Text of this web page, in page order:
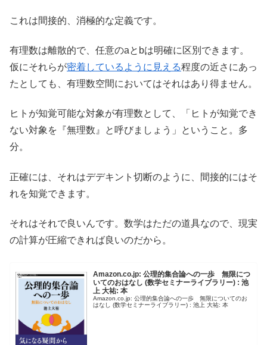
これは間接的、消極的な定義です。
有理数は離散的で、任意のaとbは明確に区別できます。
仮にそれらが密着しているように見える程度の近さにあっ
たとしても、有理数空間においてはそれはあり得ません。
ヒトが知覚可能な対象が有理数として、「ヒトが知覚でき
ない対象を『無理数』と呼びましょう」ということ。多
分。
正確には、それはデデキント切断のように、間接的にはそ
れを知覚できます。
それはそれで良いんです。数学はただの道具なので、現実
の計算が圧縮できれば良いのだから。
Amazon.co.jp: 公理的集合論への一歩 無限につ
いてのおはなし (数学セミナーライブラリー) : 池
上 大祐: 本
Amazon.co.jp: 公理的集合論への一歩 無限についてのお
はなし (数学セミナーライブラリー) : 池上 大祐: 本